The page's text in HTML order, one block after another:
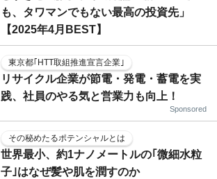
も、タワマンでもない最高の投資先」
【2025年4月BEST】
東京都｢HTT取組推進宣言企業｣
リサイクル企業が節電・発電・蓄電を実
践、社員のやる気と営業力も向上！
Sponsored
その秘めたるポテンシャルとは
世界最小、約1ナノメートルの｢微細水粒
子｣はなぜ髪や肌を潤すのか